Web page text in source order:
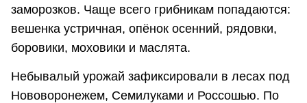
заморозков. Чаще всего грибникам попадаются:
вешенка устричная, опёнок осенний, рядовки,
боровики, моховики и маслята.
Небывалый урожай зафиксировали в лесах под
Нововоронежем, Семилуками и Россошью. По